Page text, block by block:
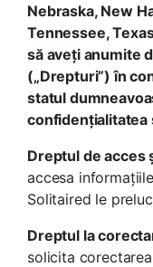
Nebraska, New
Tennessee,
să aveți anumite
(„Drepturi”) în
statul
confidențialitatea
Dreptul de acces
accesa
Solitaired le
Dreptul la
solicita